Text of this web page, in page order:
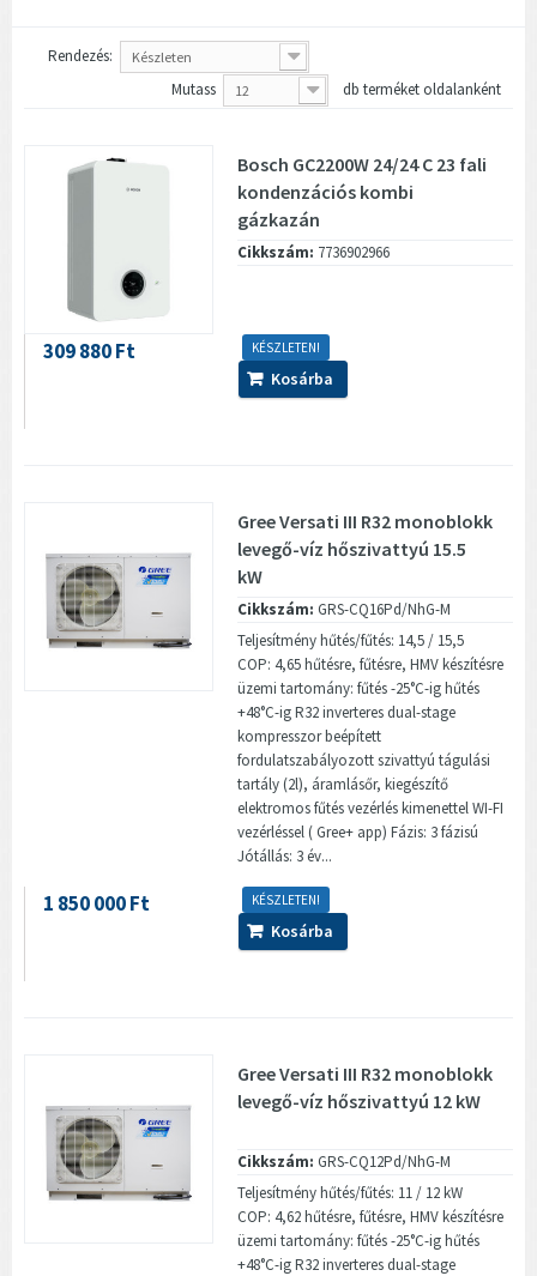
Rendezés: Készleten
Mutass 12 db terméket oldalanként
Bosch GC2200W 24/24 C 23 fali
kondenzációs kombi
gázkazán
Cikkszám: 7736902966
KÉSZLETEN!
309 880 Ft
Kosárba
Gree Versati III R32 monoblokk
levegő-víz hőszivattyú 15.5
kW
Cikkszám: GRS-CQ16Pd/NhG-M
Teljesítmény hűtés/fűtés: 14,5 / 15,5
COP: 4,65 hűtésre, fűtésre, HMV készítésre
üzemi tartomány: fűtés -25°C-ig hűtés
+48°C-ig R32 inverteres dual-stage
kompresszor beépített
fordulatszabályozott szivattyú tágulási
tartály (2l), áramlásőr, kiegészítő
elektromos fűtés vezérlés kimenettel WI-FI
vezérléssel ( Gree+ app) Fázis: 3 fázisú
Jótállás: 3 év...
KÉSZLETEN!
1 850 000 Ft
Kosárba
Gree Versati III R32 monoblokk
levegő-víz hőszivattyú 12 kW
Cikkszám: GRS-CQ12Pd/NhG-M
Teljesítmény hűtés/fűtés: 11 / 12 kW
COP: 4,62 hűtésre, fűtésre, HMV készítésre
üzemi tartomány: fűtés -25°C-ig hűtés
+48°C-ig R32 inverteres dual-stage